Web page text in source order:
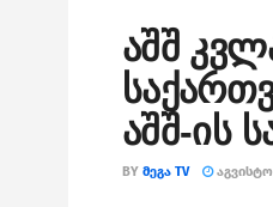
აშშ
აშშ-ის
BY ᲛᲔᲒᲐ TV ᲐᲒᲕᲘᲡᲢᲝ